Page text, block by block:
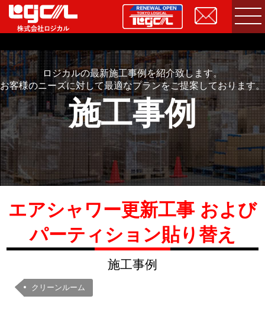
ロジカルの最新施工事例を紹介致します。
お客様のニーズに対して最適なプランをご提案しております。
施工事例
エアシャワー更新工事 および
パーティション貼り替え
施工事例
クリーンルーム